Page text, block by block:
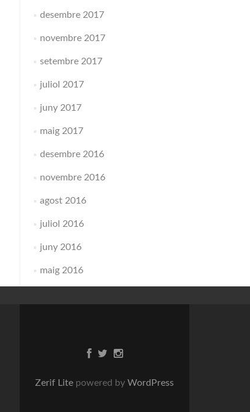
desembre 2017
novembre 2017
setembre 2017
juliol 2017
juny 2017
maig 2017
desembre 2016
novembre 2016
agost 2016
juliol 2016
juny 2016
maig 2016
Zerif Lite powered by WordPress